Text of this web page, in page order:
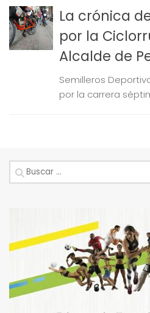
La crónica
por la
Alcalde de
Semilleros
por la carrera
Buscar: